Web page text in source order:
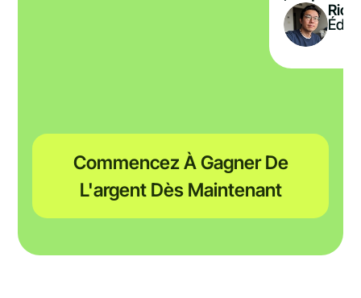
Rick
Commencez À Gagner De
L'argent Dès Maintenant